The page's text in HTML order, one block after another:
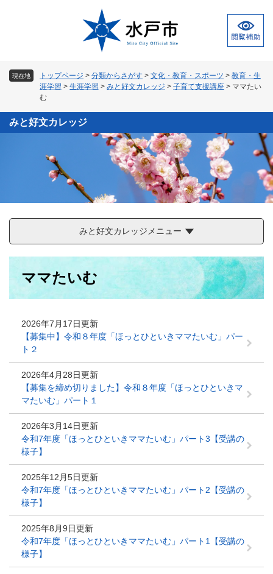
文
現在地 トップページ > 分類からさがす > 文化・教育・スポーツ > 教育・生
涯学習 > 生涯学習 > みと好文カレッジ > 子育て支援講座 > ママたい
む
みと好文カレッジ
みと好文カレッジメニュー
ママたいむ
2026年7月17日更新
【募集中】令和８年度「ほっとひといきママたいむ」パー
ト２
2026年4月28日更新
【募集を締め切りました】令和８年度「ほっとひといきマ
マたいむ」パート１
2026年3月14日更新
令和7年度「ほっとひといきママたいむ」パート3【受講の
様子】
2025年12月5日更新
令和7年度「ほっとひといきママたいむ」パート2【受講の
様子】
2025年8月9日更新
令和7年度「ほっとひといきママたいむ」パート1【受講の
様子】